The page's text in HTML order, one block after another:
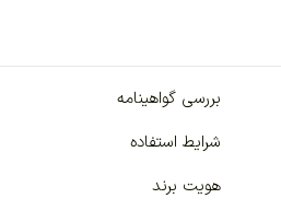
بررسی گواهینامه
شرایط استفاده
هویت برند